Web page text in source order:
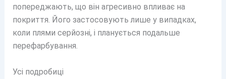
попереджають, що він агресивно впливає на
покриття. Його застосовують лише у випадках,
коли плями серйозні, і планується подальше
перефарбування.
Усі подробиці